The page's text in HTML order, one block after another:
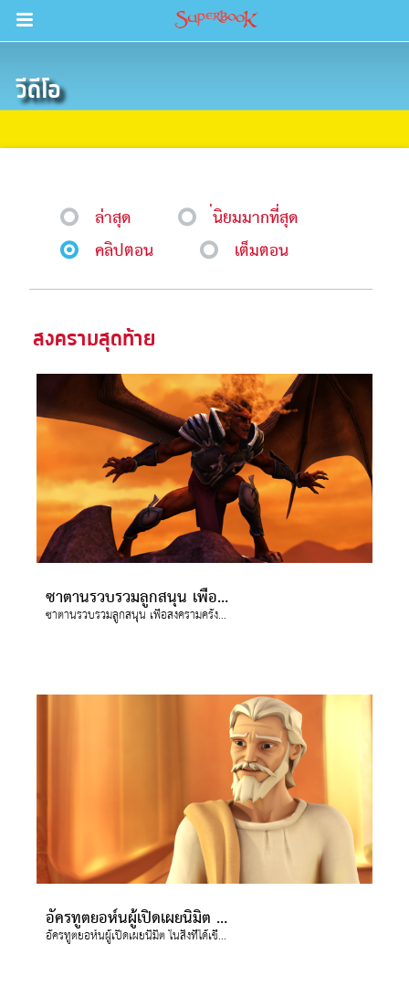
Return to Content
คัมภีร์
แอพพระคัมภีร์
อกอากาศ
วีดีโอ
ล่าสุด
่นิยมมากที่สุด
คลิปตอน
เต็มตอน
สงครามสุดท้าย
ซาตานรวบรวมลูกสนุน เพื่อสงครามครั้งสุดท้าย (อารมาเกดโดน)
ซาตานรวบรวมลูกสนุน เพื่อสงครามครั้งสุดท้าย (อารมาเกดโดน)
อัครทูตยอห์นผู้เปิดเผยนิมิต ในสิ่งที่ได้เขียนในพระธรรมวิวรณ์
อัครทูตยอห์นผู้เปิดเผยนิมิต ในสิ่งที่ได้เขียนในพระธรรมวิวรณ์